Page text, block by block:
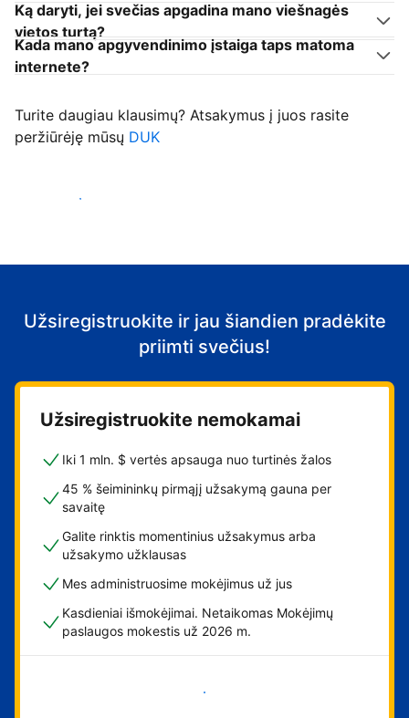
Ką daryti, jei svečias apgadina mano viešnagės
vietos turtą?
Kada mano apgyvendinimo įstaiga taps matoma
internete?
Turite daugiau klausimų? Atsakymus į juos rasite
peržiūrėję mūsų DUK
Priimti svečius
Užsiregistruokite ir jau šiandien pradėkite
priimti svečius!
Užsiregistruokite nemokamai
Iki 1 mln. $ vertės apsauga nuo turtinės žalos
45 % šeimininkų pirmąjį užsakymą gauna per
savaitę
Galite rinktis momentinius užsakymus arba
užsakymo užklausas
Mes administruosime mokėjimus už jus
Kasdieniai išmokėjimai. Netaikomas Mokėjimų
paslaugos mokestis už 2026 m.
Pradėti